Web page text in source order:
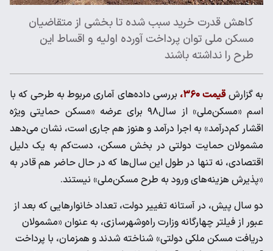
کاهش قدرت خرید سبب شده تا بخشی از متقاضیان
مسکن ملی توان پرداخت آورده اولیه و اقساط این
طرح را نداشته باشند
به گزارشقیمت ۳۶۰،
بررسی داده‌های آماری مربوط به طرحی که با
اسم «مسکن‌ملی» از سال۹۸ برای عرضه «مسکن حمایتی ویژه
اقشار کم‌درآمد» به اجرا درآمد و هنوز هم جاری است، نشان می‌دهد
مشمولان حمایت دولتی در بخش مسکن، دست‌کم به یک دلیل
اقتصادی، نه تنها در طول این سال‌ها که در حال حاضر هم قادر به
«پذیرش هزینه‌های ورود به طرح مسکن‌ملی» نیستند.
دو سال پیش، در آستانه تغییر دولت، تعداد خانوارهایی که بعد از
عبور از فیلتر چهارگانه وزارت راه‌وشهرسازی، به عنوان «مشمولان
دریافت مسکن ملکی دولتی» شناخته شدند و همزمان، با پرداخت